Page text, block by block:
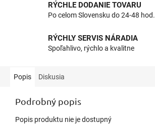
RÝCHLE DODANIE TOVARU
Po celom Slovensku do 24-48 hod.
RÝCHLY SERVIS NÁRADIA
Spoľahlivo, rýchlo a kvalitne
Popis Diskusia
Podrobný popis
Popis produktu nie je dostupný